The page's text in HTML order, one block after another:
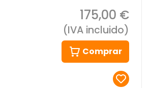
175,00 €
(IVA incluido)
Comprar